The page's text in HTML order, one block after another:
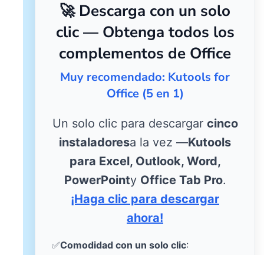
🚀 Descarga con un solo
clic — Obtenga todos los
complementos de Office
Muy recomendado: Kutools for
Office (5 en 1)
Un solo clic para descargar cinco
instaladoresa la vez —Kutools
para Excel, Outlook, Word,
PowerPointy Office Tab Pro.
¡Haga clic para descargar
ahora!
✅Comodidad con un solo clic: